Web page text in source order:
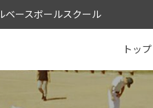
ベースボールスクール
Baseball School
トップ